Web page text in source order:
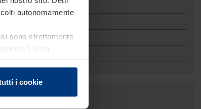
autonomamente
sono strettamente
Lei ha
i cookie